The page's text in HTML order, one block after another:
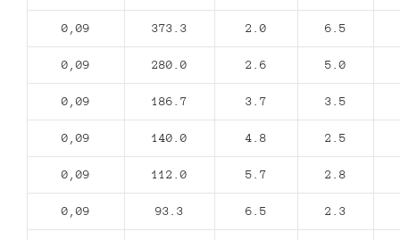
0,09 373.3 2.0 6.5
0,09 280.0 2.6 5.0
0,09 186.7 3.7 3.5
0,09 140.0 4.8 2.5
0,09 112.0 5.7 2.8
0,09 93.3 6.5 2.3